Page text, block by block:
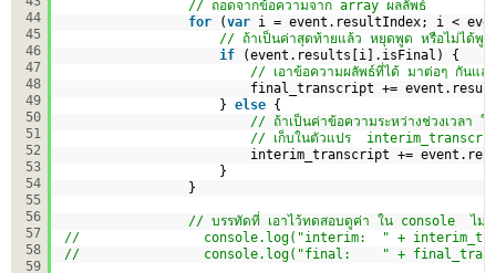
44
45
46
47
48
49
50
51
52
53
54
55
56
57
58
59
// ถอดจากข้อความจาก array ผลลัพธ์
for
(var i = event.resultIndex; i <
// ถ้าเป็นค่าสุดท้ายแล้ว หยุดพูด หรือไม่ได้พูด
if
(event.results[i].isFinal) {
// เอาข้อความผลัพธ์ที่ได้ มาต่อๆ กัน
final_transcript +=
} else {
// ถ้าเป็นค่าข้อความระหว่างช่วงเวลา
// เก็บในตัวแปร
interim_transcript +=
}
}
// บรรทัดที่ เอาไว้ทดสอบดูค่า ใน console  ไม่ไ
//                console.log("interim:  " +
//                console.log("final:    " +